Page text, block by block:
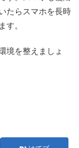
たらスマホを長時
す。
境を整えましょ